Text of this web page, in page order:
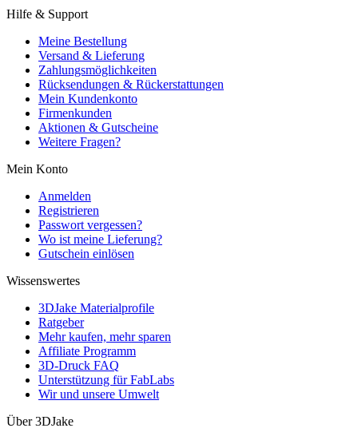
Hilfe & Support
Meine Bestellung
Versand & Lieferung
Zahlungsmöglichkeiten
Rücksendungen & Rückerstattungen
Mein Kundenkonto
Firmenkunden
Aktionen & Gutscheine
Weitere Fragen?
Mein Konto
Anmelden
Registrieren
Passwort vergessen?
Wo ist meine Lieferung?
Gutschein einlösen
Wissenswertes
3DJake Materialprofile
Ratgeber
Mehr kaufen, mehr sparen
Affiliate Programm
3D-Druck FAQ
Unterstützung für FabLabs
Wir und unsere Umwelt
Über 3DJake